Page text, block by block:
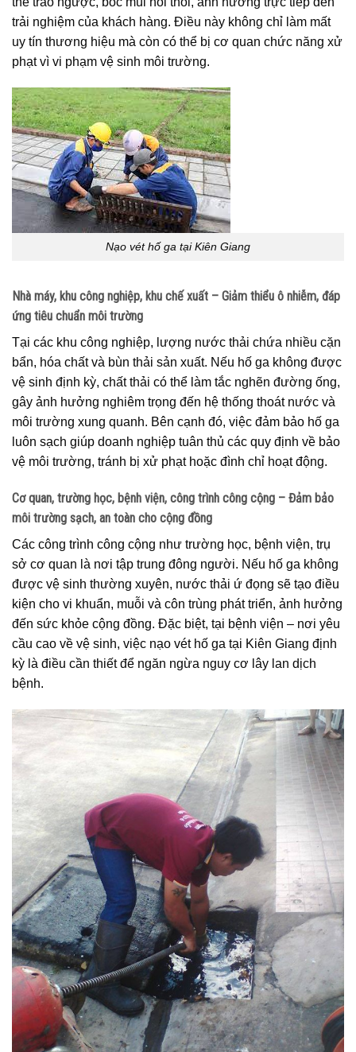
trải nghiệm của khách hàng. Điều này không chỉ làm mất
uy tín thương hiệu mà còn có thể bị cơ quan chức năng xử
phạt vì vi phạm vệ sinh môi trường.
Nạo vét hố ga tại Kiên Giang
Nhà máy, khu công nghiệp, khu chế xuất – Giảm thiểu ô nhiễm, đáp
ứng tiêu chuẩn môi trường
Tại các khu công nghiệp, lượng nước thải chứa nhiều cặn
bẩn, hóa chất và bùn thải sản xuất. Nếu hố ga không được
vệ sinh định kỳ, chất thải có thể làm tắc nghẽn đường ống,
gây ảnh hưởng nghiêm trọng đến hệ thống thoát nước và
môi trường xung quanh. Bên cạnh đó, việc đảm bảo hố ga
luôn sạch giúp doanh nghiệp tuân thủ các quy định về bảo
vệ môi trường, tránh bị xử phạt hoặc đình chỉ hoạt động.
Cơ quan, trường học, bệnh viện, công trình công cộng – Đảm bảo
môi trường sạch, an toàn cho cộng đồng
Các công trình công cộng như trường học, bệnh viện, trụ
sở cơ quan là nơi tập trung đông người. Nếu hố ga không
được vệ sinh thường xuyên, nước thải ứ đọng sẽ tạo điều
kiện cho vi khuẩn, muỗi và côn trùng phát triển, ảnh hưởng
đến sức khỏe cộng đồng. Đặc biệt, tại bệnh viện – nơi yêu
cầu cao về vệ sinh, việc nạo vét hố ga tại Kiên Giang định
kỳ là điều cần thiết để ngăn ngừa nguy cơ lây lan dịch
bệnh.